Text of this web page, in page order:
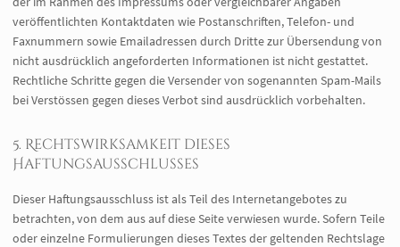
veröffentlichten Kontaktdaten wie Postanschriften, Telefon- und
Faxnummern sowie Emailadressen durch Dritte zur Übersendung von
nicht ausdrücklich angeforderten Informationen ist nicht gestattet.
Rechtliche Schritte gegen die Versender von sogenannten Spam-Mails
bei Verstössen gegen dieses Verbot sind ausdrücklich vorbehalten.
5. Rechtswirksamkeit dieses
Haftungsausschlusses
Dieser Haftungsausschluss ist als Teil des Internetangebotes zu
betrachten, von dem aus auf diese Seite verwiesen wurde. Sofern Teile
oder einzelne Formulierungen dieses Textes der geltenden Rechtslage